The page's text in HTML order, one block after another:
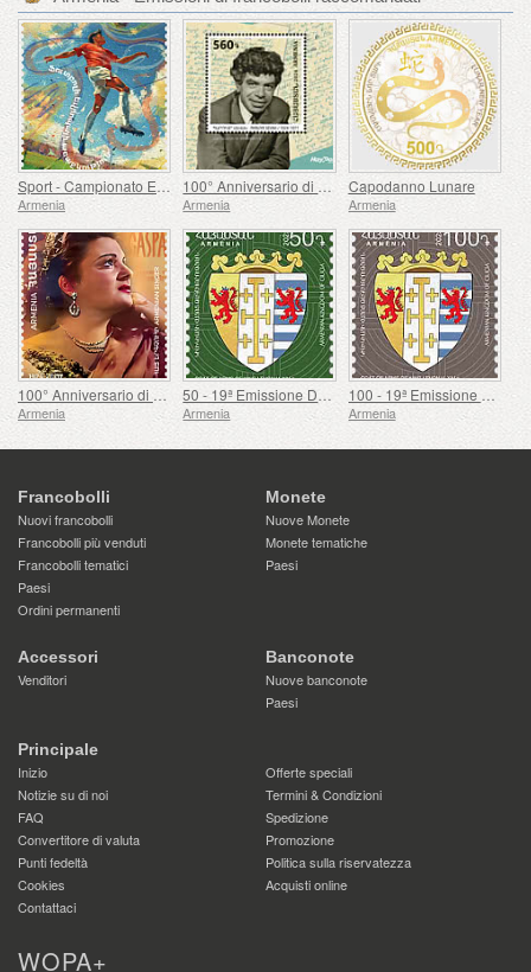
Sport - Campionato Europeo di Calcio, Euro
Armenia
100° Anniversario di Paruyr Sevak
Armenia
Capodanno Lunare
Armenia
100° Anniversario di Gohar Gasparyan
Armenia
50 - 19ª Emissione Definitiva, Stemmi Armeni
Armenia
100 - 19ª Emissione Definitiva, Stemmi Armeni
Armenia
Francobolli
Nuovi francobolli
Francobolli più venduti
Francobolli tematici
Paesi
Ordini permanenti
Monete
Nuove Monete
Monete tematiche
Paesi
Accessori
Venditori
Banconote
Nuove banconote
Paesi
Principale
Inizio
Offerte speciali
Notizie su di noi
Termini & Condizioni
FAQ
Spedizione
Convertitore di valuta
Promozione
Punti fedeltà
Politica sulla riservatezza
Cookies
Acquisti online
Contattaci
WOPA+